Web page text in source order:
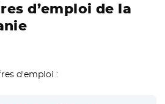
d’emploi de la
d'emploi :